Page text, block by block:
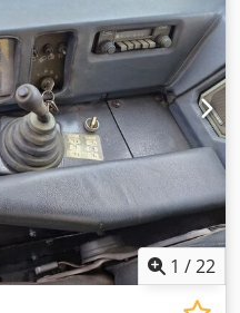
Maksymalna prędkość
maszyna
informacji można
Industrial Trading Pte
128478
1 /22